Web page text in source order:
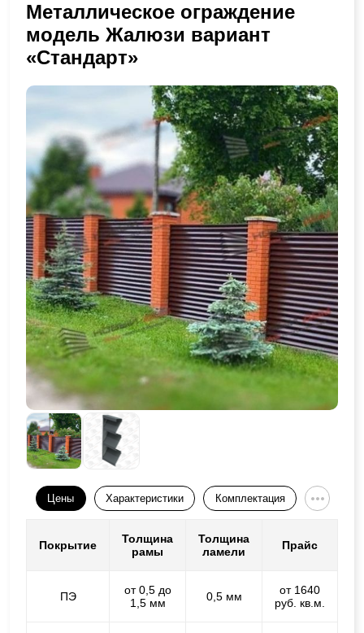
Металлическое ограждение
модель Жалюзи вариант
«Стандарт»
Цены Характеристики Комплектация
Покрытие
Толщина
рамы
Толщина
ламели
Прайс
ПЭ
от 0,5 до
1,5 мм
0,5 мм
от 1640
руб. кв.м.